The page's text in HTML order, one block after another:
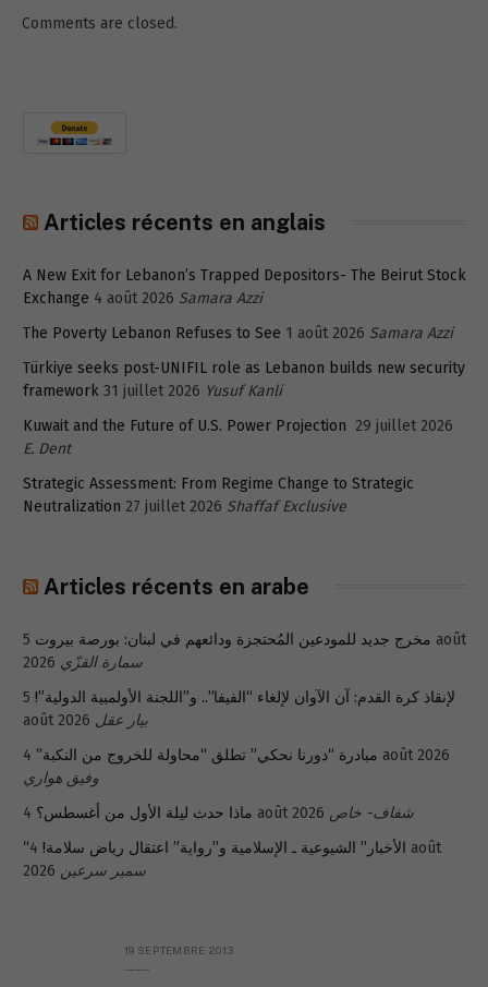
Comments are closed.
Articles récents en anglais
A New Exit for Lebanon’s Trapped Depositors- The Beirut Stock
Exchange 4 août 2026 Samara Azzi
The Poverty Lebanon Refuses to See 1 août 2026 Samara Azzi
Türkiye seeks post-UNIFIL role as Lebanon builds new security
framework 31 juillet 2026 Yusuf Kanli
Kuwait and the Future of U.S. Power Projection 29 juillet 2026
E. Dent
Strategic Assessment: From Regime Change to Strategic
Neutralization 27 juillet 2026 Shaffaf Exclusive
Articles récents en arabe
مخرج جديد للمودعين المُحتجزة ودائعهم في لبنان: بورصة بيروت 5 août
2026 سمارة القزّي
لإنقاذ كرة القدم: آن الآوان لإلغاء “الفيفا”.. و”اللجنة الأولمبية الدولية”! 5
août 2026 بيار عقل
مبادرة “دورنا نحكي” تطلق “محاولة للخروج من النكبة” 4 août 2026
وفيق هواري
ماذا حدث ليلة الأول من أغسطس؟ 4 août 2026 شفاف- خاص
“الأخبار” الشيوعية ـ الإسلامية و”رواية” اعتقال رياض سلامة! 4 août
2026 سمير سرعين
19 SEPTEMBRE 2013